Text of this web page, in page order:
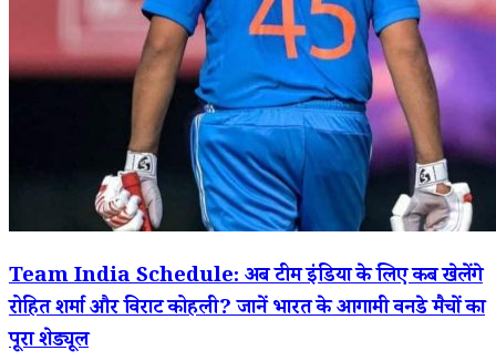
Team India Schedule: अब टीम इंडिया के लिए कब खेलेंगे
रोहित शर्मा और विराट कोहली? जानें भारत के आगामी वनडे मैचों का
पूरा शेड्यूल